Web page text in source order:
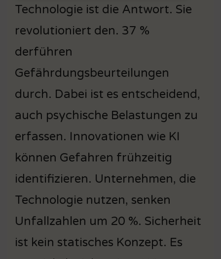
Technologie ist die Antwort. Sie
revolutioniert den. 37 %
derführen
Gefährdungsbeurteilungen
durch. Dabei ist es entscheidend,
auch psychische Belastungen zu
erfassen. Innovationen wie KI
können Gefahren frühzeitig
identifizieren. Unternehmen, die
Technologie nutzen, senken
Unfallzahlen um 20 %. Sicherheit
ist kein statisches Konzept. Es